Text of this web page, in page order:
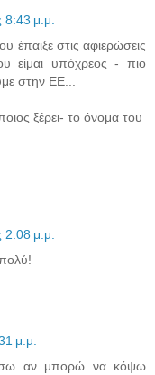
8:43 μ.μ.
έπαιξε στις αφιερώσεις
είμαι υπόχρεος - πιο
στην EE...
ξέρει- το όνομα του
2:08 μ.μ.
μ.μ.
αν μπορώ να κόψω